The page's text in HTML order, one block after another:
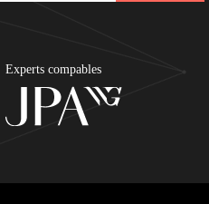
Experts compables